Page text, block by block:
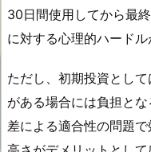
30日間使用してから最
に対する心理的ハードル
ただし、初期投資とし
がある場合には負担と
差による適合性の問題